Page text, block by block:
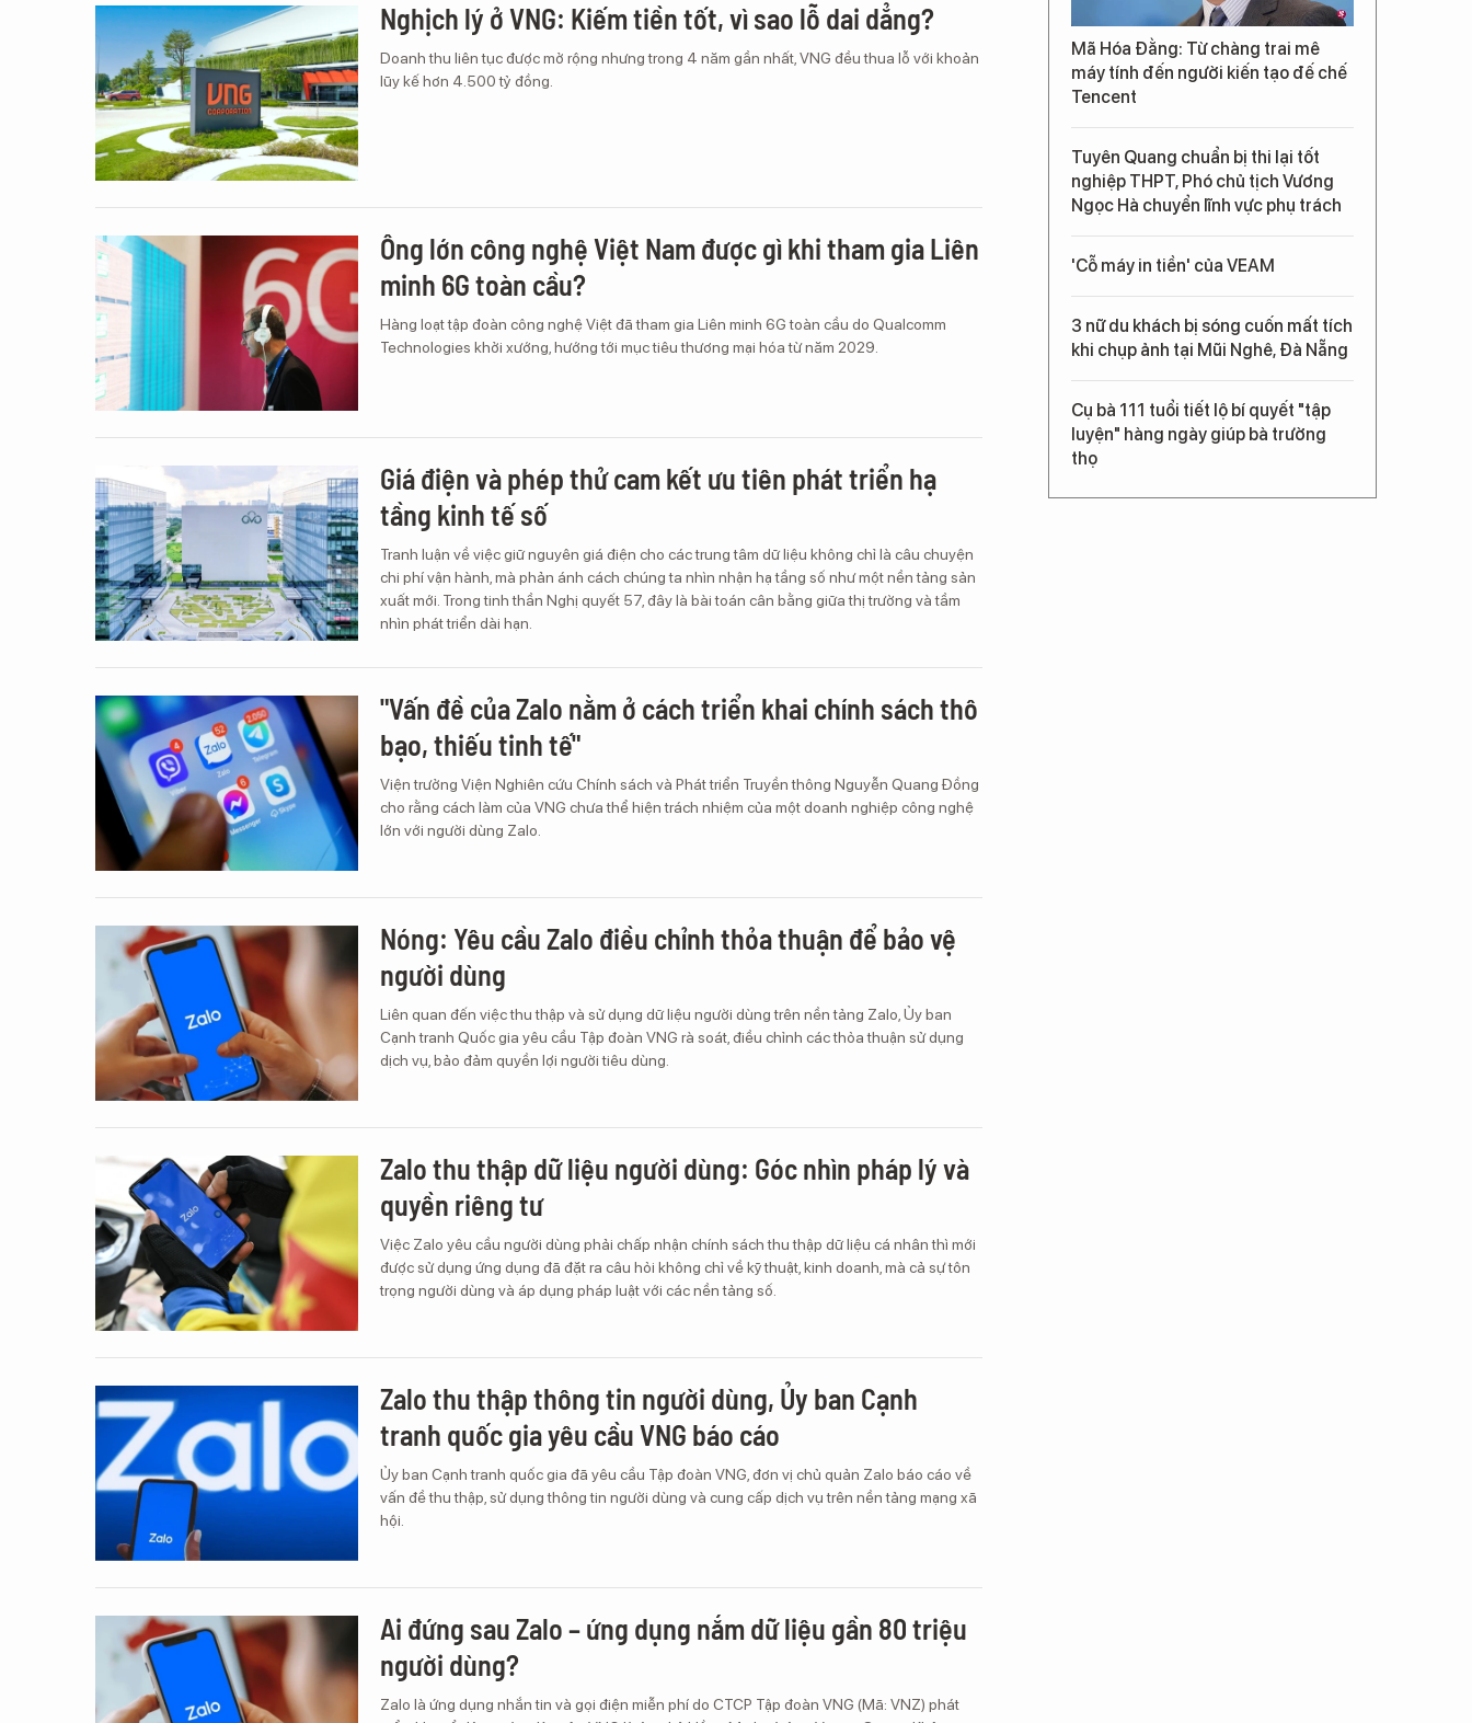
Nghịch lý ở VNG: Kiếm tiền tốt, vì sao lỗ dai dẳng?
Doanh thu liên tục được mở rộng nhưng trong 4 năm gần nhất, VNG đều thua lỗ với khoản
lũy kế hơn 4.500 tỷ đồng.
Ông lớn công nghệ Việt Nam được gì khi tham gia Liên
minh 6G toàn cầu?
Hàng loạt tập đoàn công nghệ Việt đã tham gia Liên minh 6G toàn cầu do Qualcomm
Technologies khởi xướng, hướng tới mục tiêu thương mại hóa từ năm 2029.
Giá điện và phép thử cam kết ưu tiên phát triển hạ
tầng kinh tế số
Tranh luận về việc giữ nguyên giá điện cho các trung tâm dữ liệu không chỉ là câu chuyện
chi phí vận hành, mà phản ánh cách chúng ta nhìn nhận hạ tầng số như một nền tảng sản
xuất mới. Trong tinh thần Nghị quyết 57, đây là bài toán cân bằng giữa thị trường và tầm
nhìn phát triển dài hạn.
"Vấn đề của Zalo nằm ở cách triển khai chính sách thô
bạo, thiếu tinh tế"
Viện trưởng Viện Nghiên cứu Chính sách và Phát triển Truyền thông Nguyễn Quang Đồng
cho rằng cách làm của VNG chưa thể hiện trách nhiệm của một doanh nghiệp công nghệ
lớn với người dùng Zalo.
Nóng: Yêu cầu Zalo điều chỉnh thỏa thuận để bảo vệ
người dùng
Liên quan đến việc thu thập và sử dụng dữ liệu người dùng trên nền tảng Zalo, Ủy ban
Cạnh tranh Quốc gia yêu cầu Tập đoàn VNG rà soát, điều chỉnh các thỏa thuận sử dụng
dịch vụ, bảo đảm quyền lợi người tiêu dùng.
Zalo thu thập dữ liệu người dùng: Góc nhìn pháp lý và
quyền riêng tư
Việc Zalo yêu cầu người dùng phải chấp nhận chính sách thu thập dữ liệu cá nhân thì mới
được sử dụng ứng dụng đã đặt ra câu hỏi không chỉ về kỹ thuật, kinh doanh, mà cả sự tôn
trọng người dùng và áp dụng pháp luật với các nền tảng số.
Zalo thu thập thông tin người dùng, Ủy ban Cạnh
tranh quốc gia yêu cầu VNG báo cáo
Ủy ban Cạnh tranh quốc gia đã yêu cầu Tập đoàn VNG, đơn vị chủ quản Zalo báo cáo về
vấn đề thu thập, sử dụng thông tin người dùng và cung cấp dịch vụ trên nền tảng mạng xã
hội.
Ai đứng sau Zalo – ứng dụng nắm dữ liệu gần 80 triệu
người dùng?
Zalo là ứng dụng nhắn tin và gọi điện miễn phí do CTCP Tập đoàn VNG (Mã: VNZ) phát
Mã Hóa Đằng: Từ chàng trai mê
máy tính đến người kiến tạo đế chế
Tencent
Tuyên Quang chuẩn bị thi lại tốt
nghiệp THPT, Phó chủ tịch Vương
Ngọc Hà chuyển lĩnh vực phụ trách
'Cỗ máy in tiền' của VEAM
3 nữ du khách bị sóng cuốn mất tích
khi chụp ảnh tại Mũi Nghê, Đà Nẵng
Cụ bà 111 tuổi tiết lộ bí quyết "tập
luyện" hàng ngày giúp bà trường
thọ